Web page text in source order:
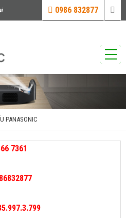
0986 832877
PANASONIC
7361